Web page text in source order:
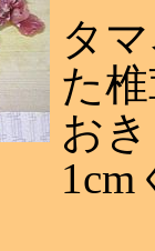
タ
た
お